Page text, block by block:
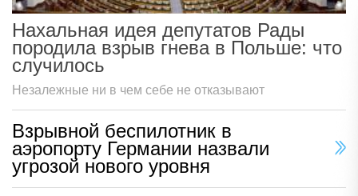
Нахальная идея депутатов Рады
породила взрыв гнева в Польше: что
случилось
Незалежные ни в чем себе не отказывают
Взрывной беспилотник в
аэропорту Германии назвали
угрозой нового уровня